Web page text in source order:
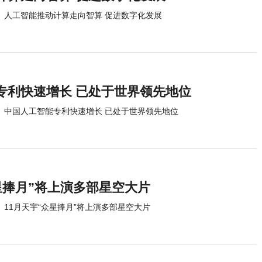
人工智能推动计算走向智算 促进数字化发展
利快速增长 已处于世界领先地位
中国人工智能专利快速增长 已处于世界领先地位
月”将上演多部星空大片
11月天宇“众星捧月”将上演多部星空大片